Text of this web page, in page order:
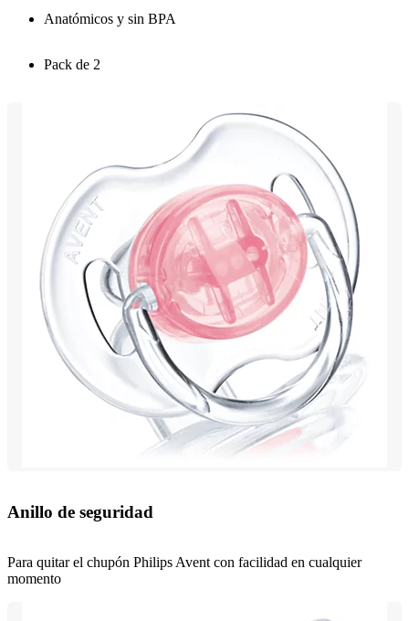
Anatómicos y sin BPA
Pack de 2
Anillo de seguridad
Para quitar el chupón Philips Avent con facilidad en cualquier
momento